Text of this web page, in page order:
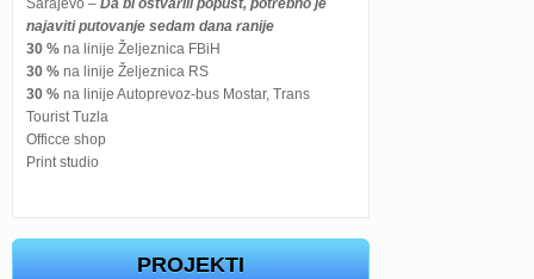
najaviti putovanje sedam dana ranije
30 % na linije Željeznica FBiH
30 % na linije Željeznica RS
30 % na linije Autoprevoz-bus Mostar, Trans
Tourist Tuzla
Officce shop
Print studio
PROJEKTI